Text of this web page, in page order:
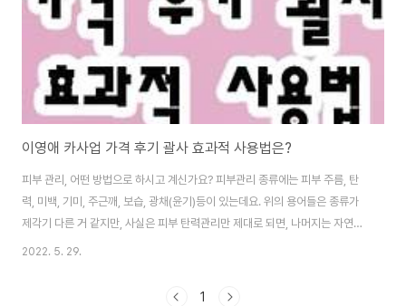
이영애 카사업 가격 후기 괄사 효과적 사용법은?
피부 관리, 어떤 방법으로 하시고 계신가요? 피부관리 종류에는 피부 주름, 탄
력, 미백, 기미, 주근깨, 보습, 광채(윤기)등이 있는데요. 위의 용어들은 종류가
제각기 다른 거 같지만, 사실은 피부 탄력관리만 제대로 되면, 나머지는 자연히
해결되는 것들이죠. 주름도 피부를 떠받치고 있던 콜라겐과 엘라스틴이 부족해
워지기 때문이고요. 기미,주근깨도 자외선의 영향도 있지만, 피부가 처지니 더
2022. 5. 29.
1